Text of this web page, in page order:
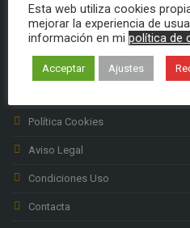
INFORMACION
Subenciones Labora
Política Cookies
Aviso Legal
Condiciones Uso
Contacta
Esta web utiliza cookies
mejorar la experiencia de
información en mi política de
Acceptar Ajustes